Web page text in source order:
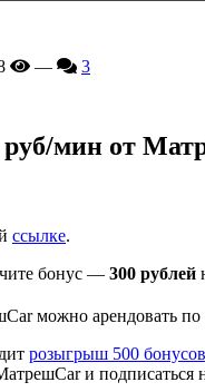
—
3
руб/мин от
ссылке.
бонус — 300 рублей
можно арендовать
розыгрыш 500 бонусов
и подписаться